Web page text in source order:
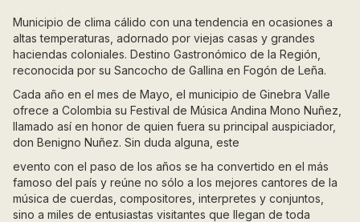
Municipio de clima cálido con una tendencia en ocasiones a
altas temperaturas, adornado por viejas casas y grandes
haciendas coloniales. Destino Gastronómico de la Región,
reconocida por su Sancocho de Gallina en Fogón de Leña.
Cada año en el mes de Mayo, el municipio de Ginebra Valle
ofrece a Colombia su Festival de Música Andina Mono Nuñez,
llamado así en honor de quien fuera su principal auspiciador,
don Benigno Nuñez. Sin duda alguna, este
evento con el paso de los años se ha convertido en el más
famoso del país y reúne no sólo a los mejores cantores de la
música de cuerdas, compositores, interpretes y conjuntos,
sino a miles de entusiastas visitantes que llegan de toda